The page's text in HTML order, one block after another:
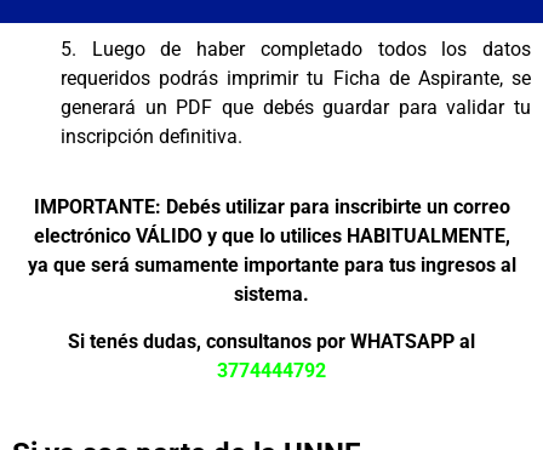
5. Luego de haber completado todos los datos
requeridos podrás imprimir tu Ficha de Aspirante, se
generará un PDF que debés guardar para validar tu
inscripción definitiva.
IMPORTANTE: Debés utilizar para inscribirte un correo
electrónico VÁLIDO y que lo utilices HABITUALMENTE,
ya que será sumamente importante para tus ingresos al
sistema.
Si tenés dudas, consultanos por WHATSAPP al
3774444792